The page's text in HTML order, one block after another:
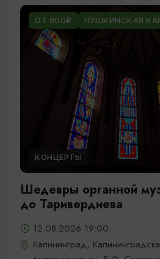
ОТ 900₽ ПУШКИНСКАЯ
КОНЦЕРТЫ
Шедевры органной
до Таривердиева
12.08.2026 19:00
Калининград,